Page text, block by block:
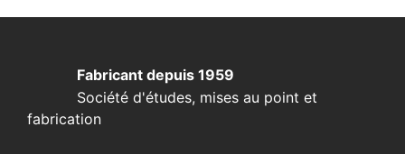
Fabricant depuis 1959
Société d'études, mises au point et
fabrication